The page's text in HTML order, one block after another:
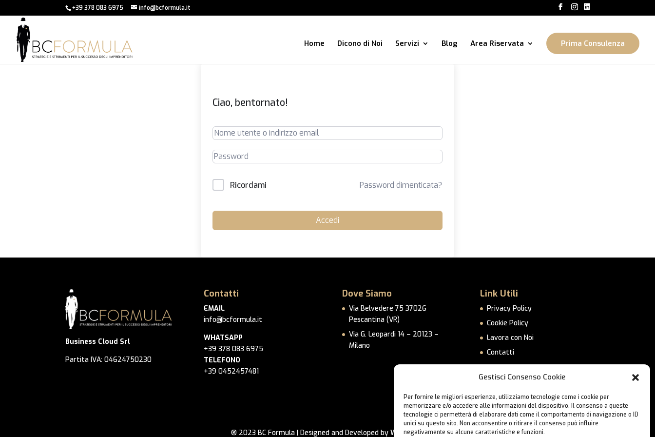
Gestisci Consenso Cookie
Per fornire le migliori esperienze, utilizziamo tecnologie come i cookie per
memorizzare e/o accedere alle informazioni del dispositivo. Il consenso a queste
tecnologie ci permetterà di elaborare dati come il comportamento di navigazione o ID
unici su questo sito. Non acconsentire o ritirare il consenso può influire
negativamente su alcune caratteristiche e funzioni.
+39 378 083 6975 info@bcformula.it
Home Dicono di Noi Servizi Blog Area Riservata Prima Consulenza
Ciao, bentornato!
Ricordami Password dimenticata?
Accedi
Business Cloud Srl
Partita IVA: 04624750230
Contatti
EMAIL
info@bcformula.it
WHATSAPP
+39 378 083 6975
TELEFONO
+39 0452457481
Dove Siamo
Via Belvedere 75 37026
Pescantina (VR)
Via G. Leopardi 14 – 20123 –
Milano
Link Utili
Privacy Policy
Cookie Policy
Lavora con Noi
Contatti
® 2023 BC Formula | Designed and Developed by Webbo.eu